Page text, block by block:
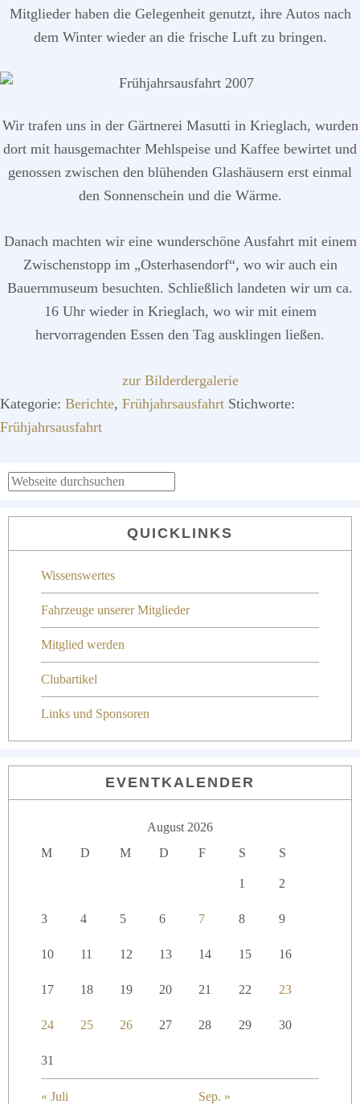
Mitglieder haben die Gelegenheit genutzt, ihre Autos nach
dem Winter wieder an die frische Luft zu bringen.
Wir trafen uns in der Gärtnerei Masutti in Krieglach, wurden
dort mit hausgemachter Mehlspeise und Kaffee bewirtet und
genossen zwischen den blühenden Glashäusern erst einmal
den Sonnenschein und die Wärme.
Danach machten wir eine wunderschöne Ausfahrt mit einem
Zwischenstopp im „Osterhasendorf“, wo wir auch ein
Bauernmuseum besuchten. Schließlich landeten wir um ca.
16 Uhr wieder in Krieglach, wo wir mit einem
hervorragenden Essen den Tag ausklingen ließen.
zur Bilderdergalerie
Kategorie: Berichte, Frühjahrsausfahrt Stichworte:
Frühjahrsausfahrt
SEITENSPALTE
Webseite
QUICKLINKS
Wissenswertes
Fahrzeuge unserer Mitglieder
Mitglied werden
Clubartikel
Links und Sponsoren
EVENTKALENDER
August 2026
M
D M D F S S
1 2
3 4 5 6 7 8 9
10 11 12 13 14 15 16
17 18 19 20 21 22 23
24 25 26 27 28 29 30
31
« Juli Sep. »